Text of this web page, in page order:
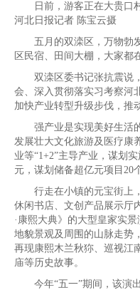
日前，游客正在大贵口村
河北日报记者 陈宝云摄
五月的双滦区，万物勃发
区民宿、田间大棚，大家都
双滦区委书记张抗震说，
会、深入贯彻落实习考察河
加快产业转型升级步伐，推
强产业是实现美好生活的
发展壮大文化旅游及医疗康
业等“1+2”主导产业，谋划
元，谋划储备超亿元项目20
行走在小镇的元宝街上，
休闲书店、文创产品展示厅
·康熙大典》的大型皇家实
地貌景观及周围的山脉走势
再现康熙木兰秋狝、巡视江
庙等历史故事。
今年“五一”期间，该演出